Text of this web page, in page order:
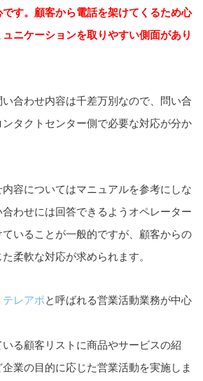
す。顧客から電話を架けてくるため心
ニケーションを取りやすい側面があり
合わせ内容は千差万別なので、問い合
タクトセンター側で必要な対応が分か
容についてはマニュアルを参考にしな
わせには回答できるようオペレーター
いることが一般的ですが、顧客からの
柔軟な対応が求められます。
テレアポと呼ばれる営業活動業務が中心
る顧客リストに商品やサービスの紹
業の目的に応じた営業活動を実施しま